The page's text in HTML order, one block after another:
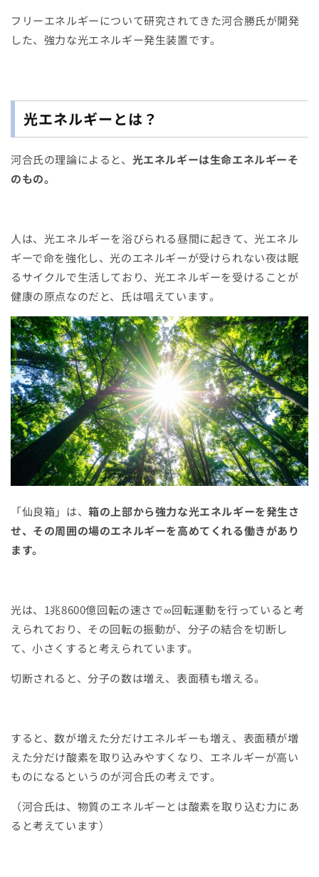
フリーエネルギーについて研究されてきた河合勝氏が開発
した、強力な光エネルギー発生装置です。
光エネルギーとは？
河合氏の理論によると、 光エネルギーは生命エネルギーそ
のもの。
人は、光エネルギーを浴びられる昼間に起きて、光エネル
ギーで命を強化し、光のエネルギーが受けられない夜は眠
るサイクルで生活しており、 光エネルギーを受けることが
健康の原点なのだと、氏は唱えています。
「仙良箱」は、箱の上部から強力な光エネルギーを発生さ
せ、 その周囲の場のエネルギーを高めてくれる働きがあり
ます。
光は、 1兆8600億回転の速さで∞回転運動を行っていると考
えられており、その回転の振動が、 分子の結合を切断し
て、小さくすると考えられています。
切断されると、分子の数は増え、表面積も増える。
すると、数が増えた分だけエネルギーも増え、 表面積が増
えた分だけ酸素を取り込みやすくなり、 エネルギーが高い
ものになるというのが河合氏の考えです。
（河合氏は、物質のエネルギーとは酸素を取り込む力にあ
ると考えています）